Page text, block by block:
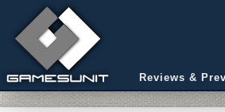
Reviews &